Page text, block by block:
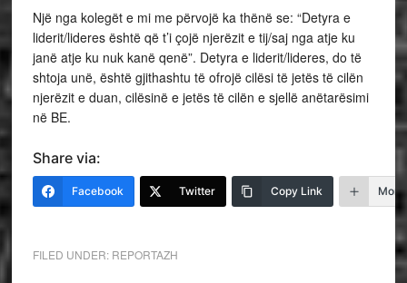
Një nga kolegët e mi me përvojë ka thënë se: “Detyra e
liderit/lideres është që t’i çojë njerëzit e tij/saj nga atje ku
janë atje ku nuk kanë qenë”. Detyra e liderit/lideres, do të
shtoja unë, është gjithashtu të ofrojë cilësi të jetës të cilën
njerëzit e duan, cilësinë e jetës të cilën e sjellë anëtarësimi
në BE.
Share via:
Facebook Twitter Copy Link More
FILED UNDER: REPORTAZH